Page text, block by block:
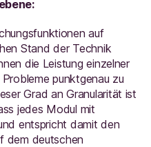
auf
Stand der Technik
die Leistung einzelner
punktgenau zu
Grad an Granularität ist
jedes Modul mit
entspricht damit den
dem deutschen